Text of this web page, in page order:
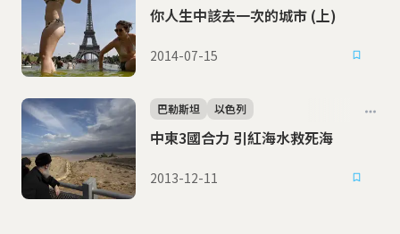
你人生中該去一次的城市 (上)
2014-07-15
中東3國合力 引紅海水救死海
巴勒斯坦 以色列
2013-12-11